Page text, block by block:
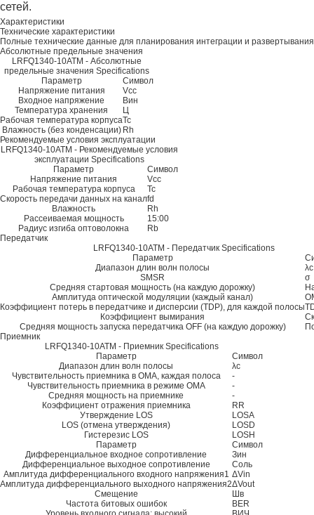
сетей.
Характеристики
Технические характеристики
Полные технические данные для планирования интеграции и
Абсолютные предельные значения
LRFQ1340-10ATM - Абсолютные
предельные значения Specifications
Параметр
Символ
Напряжение питания
Vcc
Входное напряжение
Вин
Температура хранения
Ц
Рабочая температура корпусаTc
Влажность (без конденсации) Rh
Рекомендуемые условия эксплуатации
LRFQ1340-10ATM - Рекомендуемые условия
эксплуатации Specifications
Параметр
Символ
Напряжение питания
Vcc
Рабочая температура корпуса
Tc
Скорость передачи данных на каналfd
Влажность
Rh
Рассеиваемая мощность
15:00
Радиус изгиба оптоволокна
Rb
Передатчик
LRFQ1340-10ATM - Передатчик Specifications
Параметр
Диапазон длин волн полосы
λc
SMSR
σ
Средняя стартовая мощность (на каждую дорожку)
Амплитуда оптической модуляции (каждый канал)
Коэффициент потерь в передатчике и дисперсии (TDP), для каждой полосы
Коэффициент вымирания
Средняя мощность запуска передатчика OFF (на каждую дорожку)
Приемник
LRFQ1340-10ATM - Приемник Specifications
Параметр
Символ
Диапазон длин волн полосы
λc
Чувствительность приемника в OMA, каждая полоса
-
Чувствительность приемника в режиме OMA
-
Средняя мощность на приемнике
-
Коэффициент отражения приемника
RR
Утверждение LOS
LOSA
LOS (отмена утверждения)
LOSD
Гистерезис LOS
LOSH
Параметр
Символ
Дифференциальное входное сопротивление
Зин
Дифференциальное выходное сопротивление
Соль
Амплитуда дифференциального входного напряжения1 ΔVin
Амплитуда дифференциального выходного напряжения2ΔVout
Смещение
Шв
Частота битовых ошибок
BER